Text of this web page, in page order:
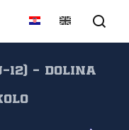
12) - Dolina